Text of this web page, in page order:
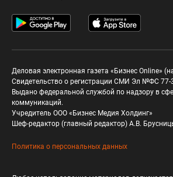
Деловая электронная газета «Бизнес Online»
Свидетельство о регистрации СМИ Эл №ФС 77-
Выдано федеральной службой по надзору в
коммуникаций.
Учредитель ООО «Бизнес Медия Холдинг»
Шеф-редактор (главный редактор) А.В.
Политика о персональных данных